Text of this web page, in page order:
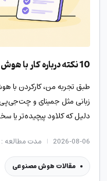
10 نکته درباره کار با هوش مصنوعی Claude که باید بدانید
زبانی مثل جمینای و
دلیل که کلاود پیچیده‌تر یا
2026-08-06 مدت مطالعه : ۷ دقیقه
مقالات هوش مصنوعی